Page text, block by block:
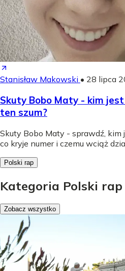
Stanisław Makowski • 28 lipca
Skuty Bobo Maty - kim
ten szum?
Skuty Bobo Maty - sprawdź, kim
co kryje numer i czemu wciąż
Polski rap
Kategoria Polski rap
Zobacz wszystko